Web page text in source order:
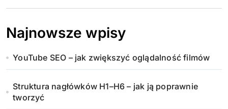
Najnowsze wpisy
YouTube SEO – jak zwiększyć oglądalność filmów
Struktura nagłówków H1–H6 – jak ją poprawnie
tworzyć